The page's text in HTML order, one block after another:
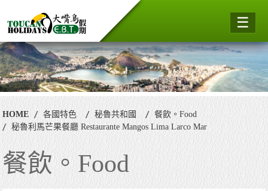
☰
HOME 各國特色 秘魯共和國
餐飲。Food
秘魯利馬芒果餐廳 Restaurante Mangos Lima Larco Mar
餐飲。Food